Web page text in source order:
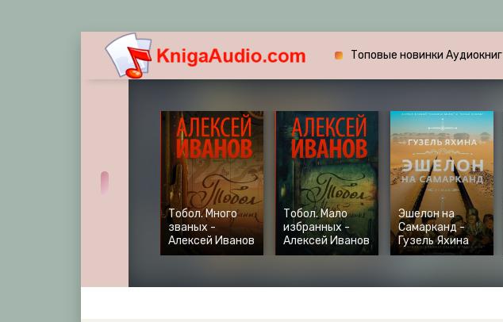
Топовые новинки Аудиокниг
Тобол. Много
званых -
Алексей Иванов
Тобол. Мало
избранных -
Алексей Иванов
Эшелон на
Самарканд -
Гузель Яхина